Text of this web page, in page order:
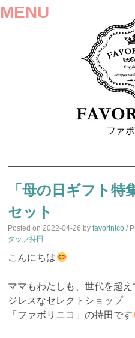
MENU
TO「母の日ギフト
セット
Posted on2022-04-26 byfavorinico /
タッフ持田
こんにちは
ママもわたしも、世代を超
ジレスなセレクトショップ
「ファボリニコ」の持田です